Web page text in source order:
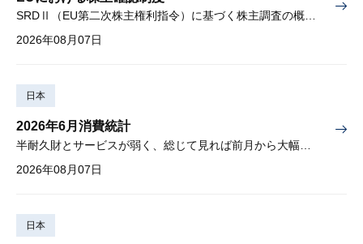
SRDⅡ（EU第二次株主権利指令）に基づく株主調査の概要と課題
2026年08月07日
日本
2026年6月消費統計
2026年08月07日
日本